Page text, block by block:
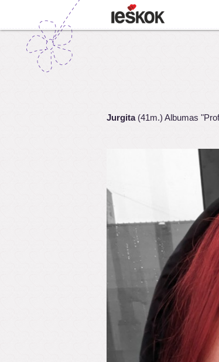
Jurgita(41m.) Albumas